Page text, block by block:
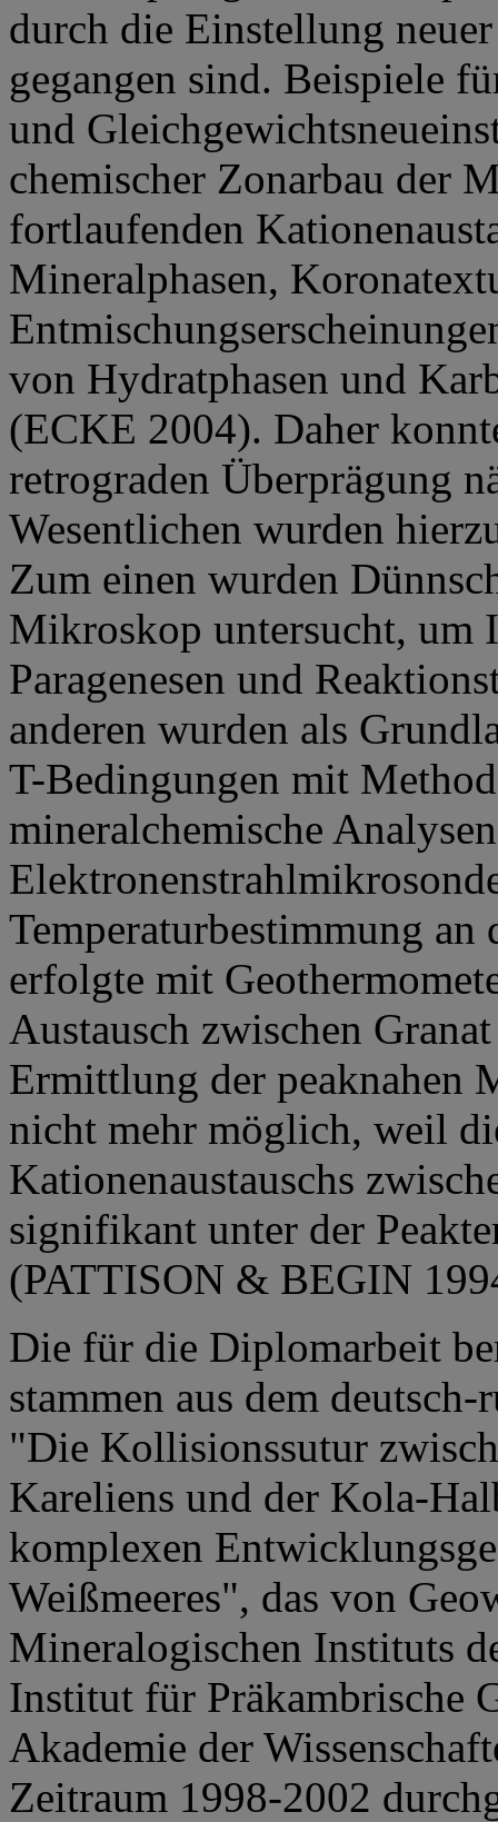
durch die Einstellung
gegangen sind. Beispiele
und
chemischer Zonarbau der
fortlaufenden
Mineralphasen,
von Hydratphasen und
(ECKE 2004). Daher
retrograden Überprägung
Wesentlichen wurden
Zum einen wurden
Mikroskop untersucht, um
Paragenesen und
anderen wurden als
T-Bedingungen mit
mineralchemische
Temperaturbestimmung an
erfolgte mit
Austausch zwischen
Ermittlung der peaknahen
nicht mehr möglich, weil
Kationenaustauschs
signifikant unter der
(PATTISON & BEGIN
Die für die Diplomarbeit
stammen aus dem
"Die Kollisionssutur
Kareliens und der Kola-
komplexen
Weißmeeres", das von
Mineralogischen Instituts
Institut für Präkambrische
Akademie der
Zeitraum 1998-2002